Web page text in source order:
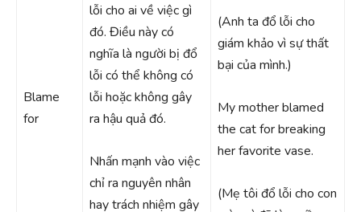
Blame
for
lỗi cho ai về việc gì
đó. Điều này có
nghĩa là người bị đổ
lỗi có thể không có
lỗi hoặc không gây
ra hậu quả đó.
Nhấn mạnh vào việc
chỉ ra nguyên nhân
hay trách nhiệm gây
(Anh ta đổ lỗi cho
giám khảo vì sự thất
bại của mình.)
My mother blamed
the cat for breaking
her favorite vase.
(Mẹ tôi đổ lỗi cho con